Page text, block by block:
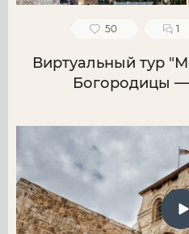
50 1
Виртуальный тур
Богородицы